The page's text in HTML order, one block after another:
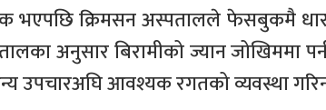
भएपछि क्रिमसन अस्पतालले फेसबुकमै
अनुसार बिरामीको ज्यान जोखिममा
उपचारअघि आवश्यक रगतको व्यवस्था